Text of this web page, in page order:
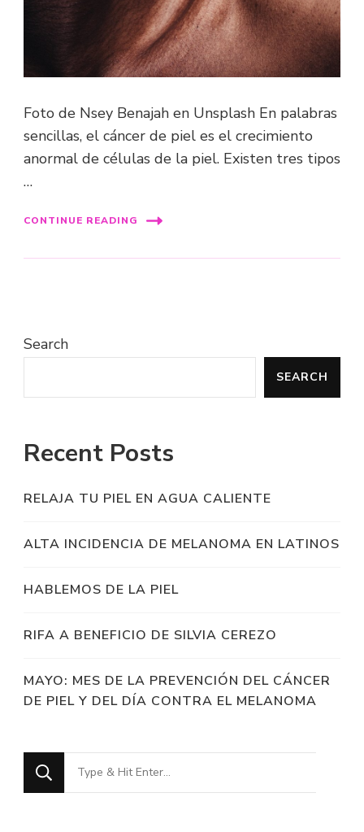
Foto de Nsey Benajah en Unsplash En palabras
sencillas, el cáncer de piel es el crecimiento
anormal de células de la piel. Existen tres tipos
…
CONTINUE READING
Search
SEARCH
Recent Posts
RELAJA TU PIEL EN AGUA CALIENTE
ALTA INCIDENCIA DE MELANOMA EN LATINOS
HABLEMOS DE LA PIEL
RIFA A BENEFICIO DE SILVIA CEREZO
MAYO: MES DE LA PREVENCIÓN DEL CÁNCER
DE PIEL Y DEL DÍA CONTRA EL MELANOMA
Looking
for